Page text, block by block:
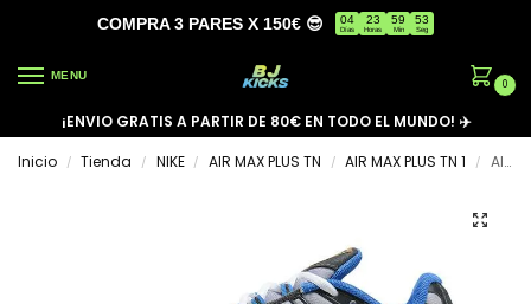
COMPRA 3 PARES X 150€ 😎 04
Días
23
Horas
59
Min
53
Seg
MENU
0
¡ENVIO GRATIS A PARTIR DE 80€ EN TODO EL MUNDO! ✈️
Inicio
/ Tienda / NIKE / AIR MAX PLUS TN / AIR MAX PLUS TN 1 / AIR MAX PLUS TN ‘GREY RACER BLUE’